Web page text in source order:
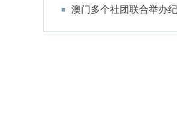
澳门多个社团联合举办